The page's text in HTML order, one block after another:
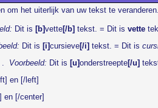
om het uiterlijk van uw tekst te
Dit is [b]vette[/b] tekst. = Dit is vette
Dit is [i]cursieve[/i] tekst. = Dit is
. Voorbeeld: Dit is [u]onderstreepte[/u]
en [/left]
en [/center]